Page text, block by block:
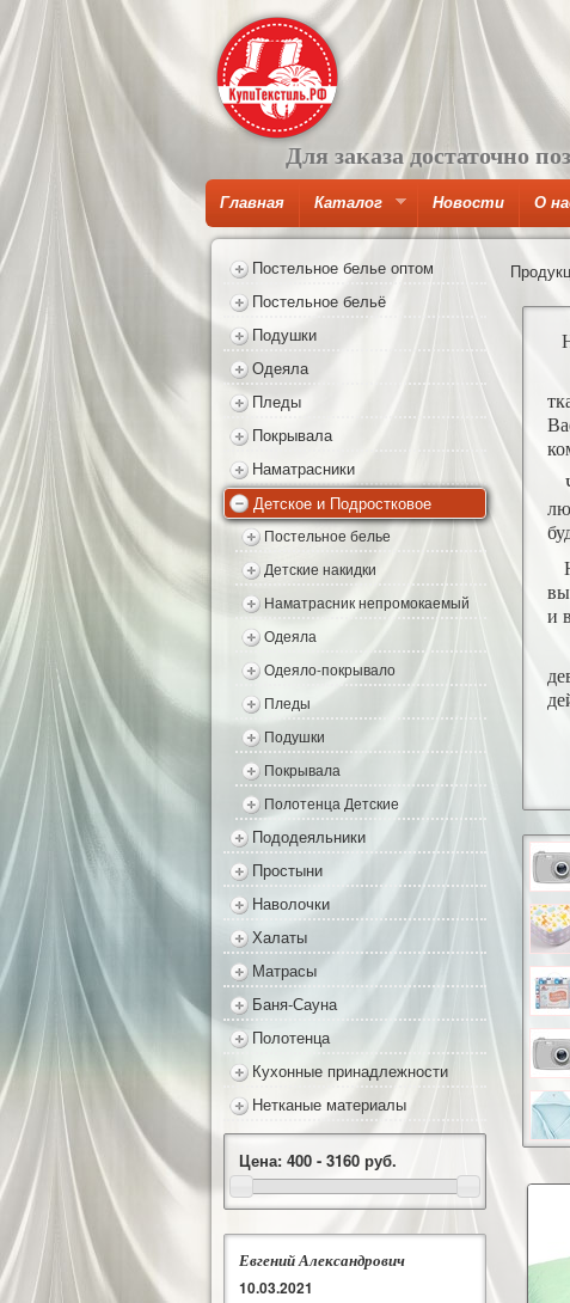
Для заказа достаточно
Главная Каталог Новости О
Постельное белье оптом
Постельное бельё
Подушки
Одеяла
Пледы
Покрывала
Наматрасники
Детское и Подростковое
Постельное белье
Детские накидки
Наматрасник непромокаемый
Одеяла
Одеяло-покрывало
Пледы
Подушки
Покрывала
Полотенца Детские
Пододеяльники
Простыни
Наволочки
Халаты
Матрасы
Баня-Сауна
Полотенца
Кухонные принадлежности
Нетканые материалы
Цена: 400 - 3160 руб.
Евгений Александрович
10.03.2021
вы
и